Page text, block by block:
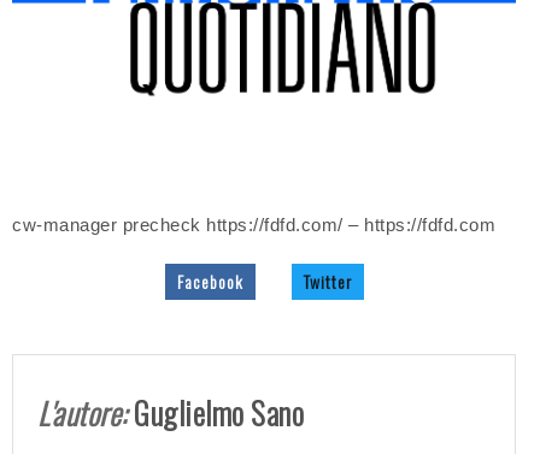
cw-manager precheck https://fdfd.com/ – https://fdfd.com
Facebook Twitter
L'autore:Guglielmo Sano